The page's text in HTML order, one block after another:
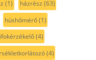
(1) házrész (63)
húshőmérő(1)
(4)
(4)